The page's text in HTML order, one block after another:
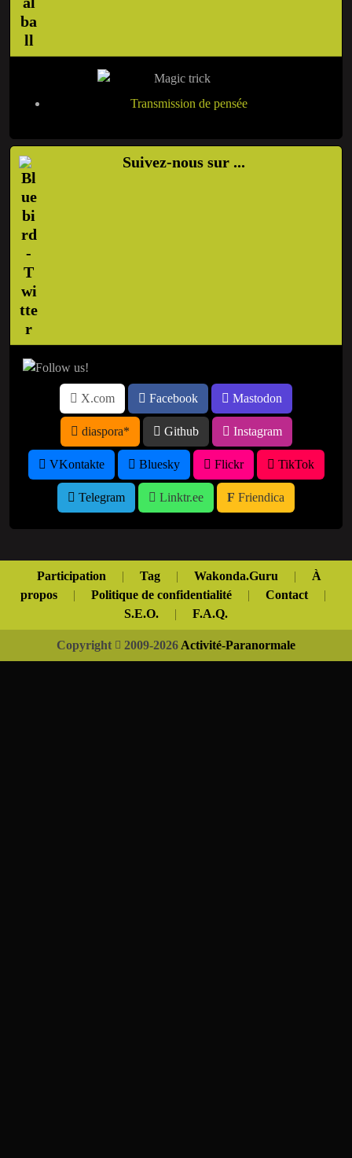
Transmission de pensée
Suivez-nous sur ...
X.com Facebook Mastodon
diaspora* Github Instagram
VKontakte Bluesky Flickr TikTok
Telegram Linktr.ee Friendica
Participation | Tag | Wakonda.Guru |
À
propos
| Politique de confidentialité | Contact
|
S.E.O.
| F.A.Q.
Copyright 2009-2026 Activité-Paranormale